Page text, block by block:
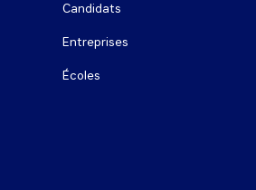
Candidats
Entreprises
Écoles